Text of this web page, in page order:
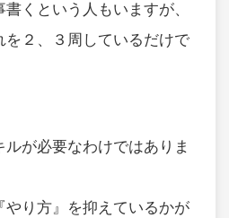
くという人もいますが、
２、３周しているだけで
が必要なわけではありま
やり方』を抑えているかが